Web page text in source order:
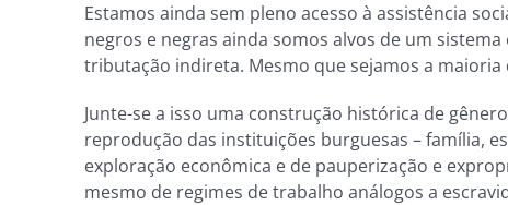
Estamos ainda sem pleno acesso à assistência
negros e negras ainda somos alvos de um
tributação indireta. Mesmo que sejamos a
Junte-se a isso uma construção histórica de
reprodução das instituições burguesas – família,
exploração econômica e de pauperização e
mesmo de regimes de trabalho análogos a